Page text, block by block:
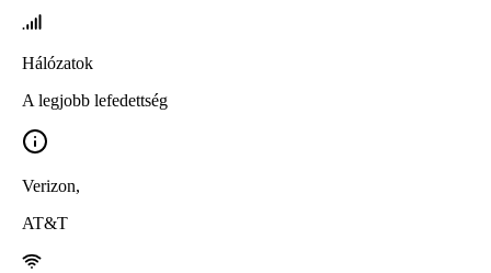
Hálózatok
A legjobb lefedettség
Verizon,
AT&T